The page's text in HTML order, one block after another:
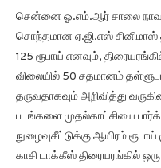
சென்னை ஓ.எம்.ஆர் சாலை
சொந்தமான ஏ.ஜி.எஸ் சினிமாஸ்
125 ரூபாய் எனவும்,
விலையில் 50 சதமானம்
தருவதாகவும் அறிவித்து
படங்களை முதல்காட்சியை
நுழைவுசீட்டுக்கு ஆயிரம்
காசி டாக்கீஸ் திரையரங்கில்